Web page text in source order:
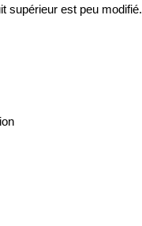
supérieur est peu modifié.